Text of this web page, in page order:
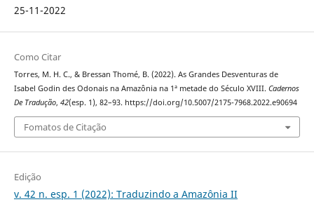
25-11-2022
Como Citar
Torres, M. H. C., & Bressan Thomé, B. (2022). As Grandes Desventuras de
Isabel Godin des Odonais na Amazônia na 1ª metade do Século XVIII. Cadernos
De Tradução, 42(esp. 1), 82–93. https://doi.org/10.5007/2175-7968.2022.e90694
Fomatos de Citação
Edição
v. 42 n. esp. 1 (2022): Traduzindo a Amazônia II